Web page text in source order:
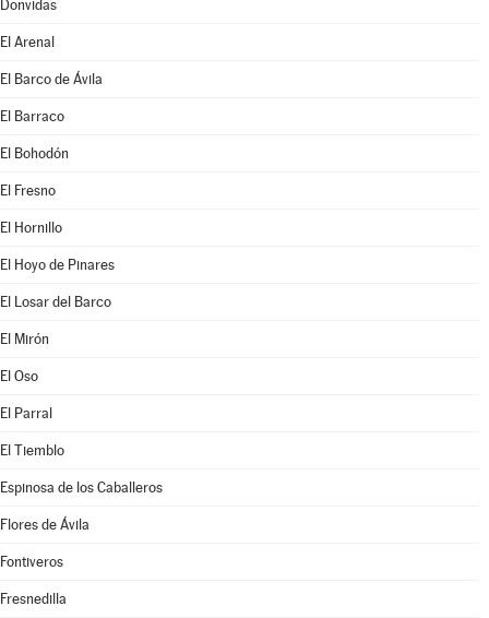
Donvidas
El Arenal
El Barco de Ávila
El Barraco
El Bohodón
El Fresno
El Hornillo
El Hoyo de Pinares
El Losar del Barco
El Mirón
El Oso
El Parral
El Tiemblo
Espinosa de los Caballeros
Flores de Ávila
Fontiveros
Fresnedilla